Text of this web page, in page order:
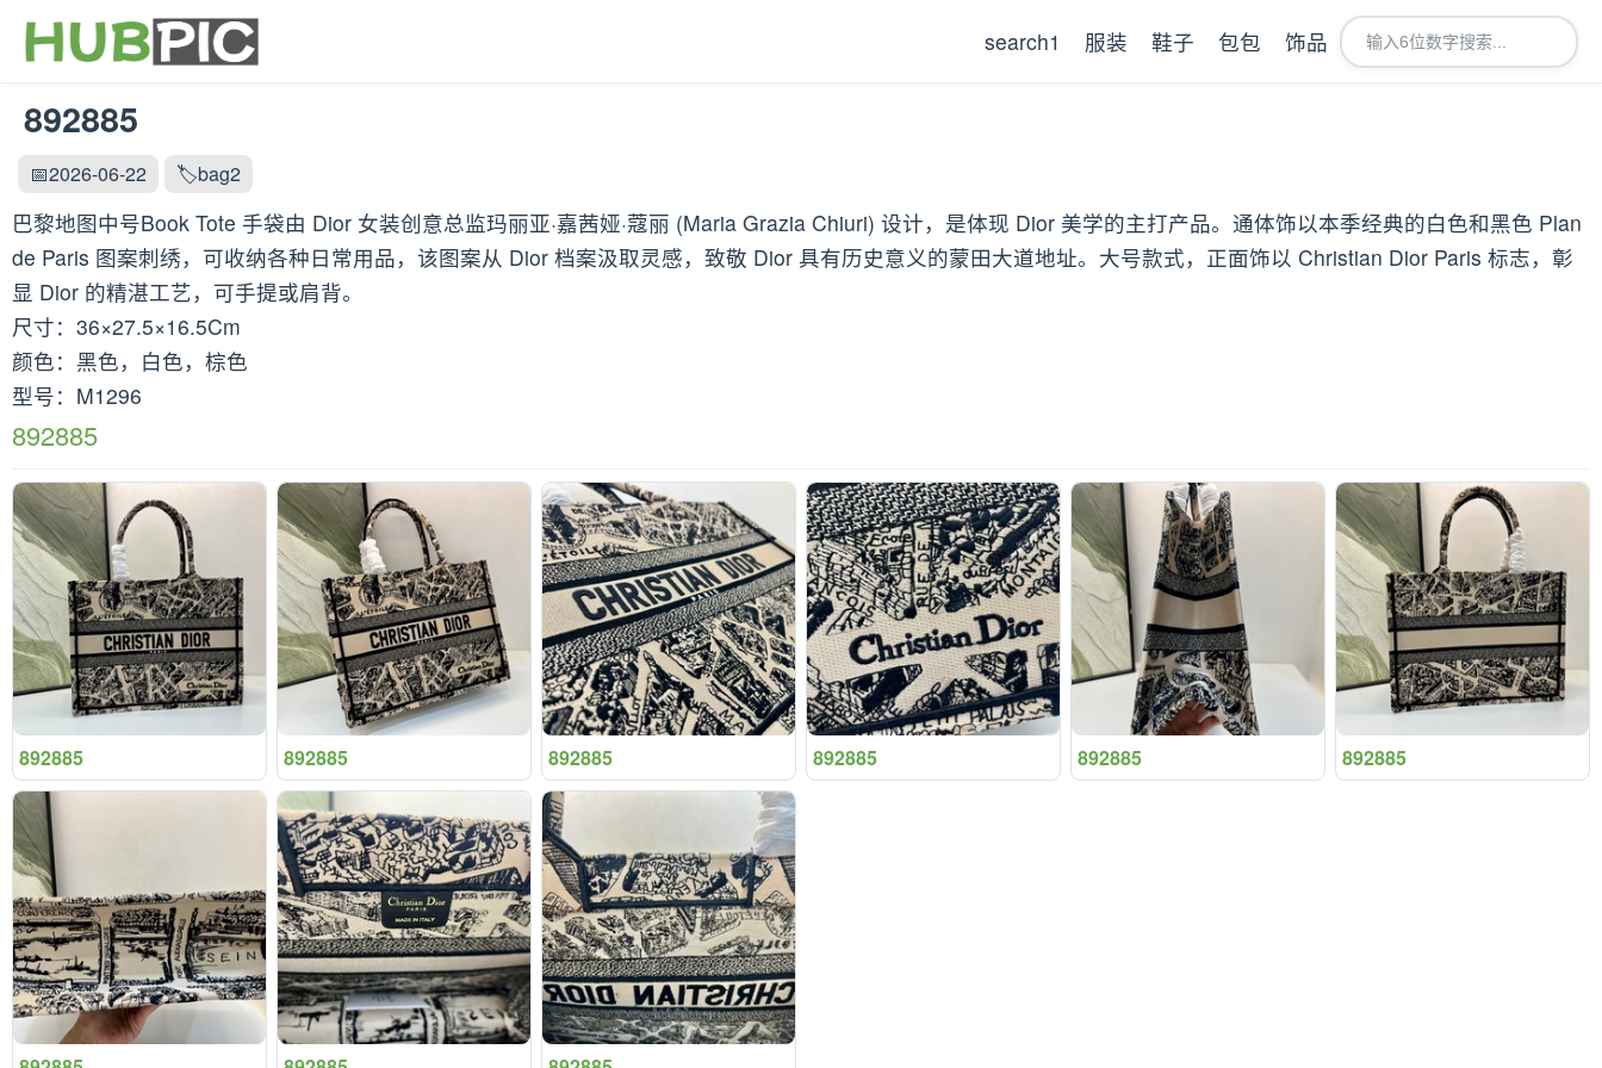
search1 服装 鞋子 包包 饰品
892885
📅2026-06-22 🏷️bag2
巴黎地图中号Book Tote 手袋由 Dior 女装创意总监玛丽亚·嘉茜娅·蔻丽 (Maria Grazia Chiuri) 设计，是体现 Dior 美学的主打产品。通体饰以本季经典的白色和黑色 Plan
de Paris 图案刺绣，可收纳各种日常用品，该图案从 Dior 档案汲取灵感，致敬 Dior 具有历史意义的蒙田大道地址。大号款式，正面饰以 Christian Dior Paris 标志，彰
显 Dior 的精湛工艺，可手提或肩背。
尺寸：36×27.5×16.5Cm
颜色：黑色，白色，棕色
型号：M1296
892885
892885 892885 892885 892885 892885 892885